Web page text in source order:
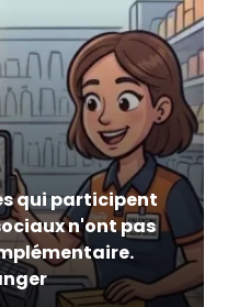
qui participent
n'ont pas